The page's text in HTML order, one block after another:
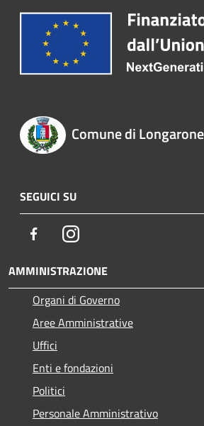
Comune di Longarone
SEGUICI SU
FacebookInstagram
AMMINISTRAZIONE
Organi di Governo
Aree Amministrative
Uffici
Enti e fondazioni
Politici
Personale Amministrativo